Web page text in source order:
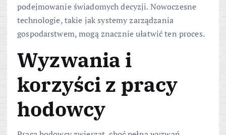
podejmowanie świadomych decyzji. Nowoczesne
technologie, takie jak systemy zarządzania
gospodarstwem, mogą znacznie ułatwić ten proces.
Wyzwania i
korzyści z pracy
hodowcy